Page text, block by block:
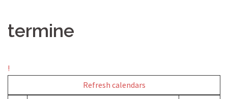
termine
!
Refresh calendars